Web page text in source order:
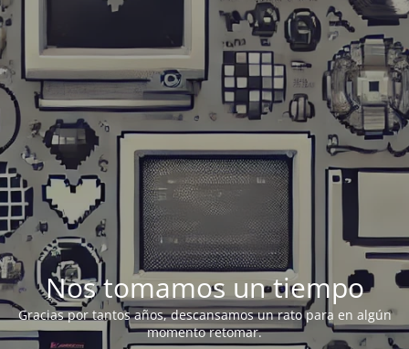
Nos tomamos un tiempo
Gracias por tantos años, descansamos un rato para en algún
momento retomar.